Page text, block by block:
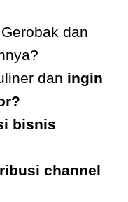
dan
dan ingin
bisnis
channel